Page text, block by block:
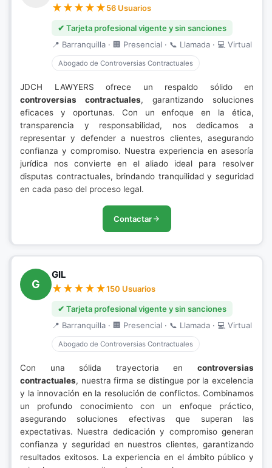
56 Usuarios
✔ Tarjeta profesional vigente y sin sanciones
📍 Barranquilla · 🏢 Presencial · 📞 Llamada · 💻 Virtual
Abogado de Controversias Contractuales
JDCH LAWYERS ofrece un respaldo sólido en
controversias contractuales, garantizando soluciones
eficaces y oportunas. Con un enfoque en la ética,
transparencia y responsabilidad, nos dedicamos a
representar y defender a nuestros clientes, asegurando
confianza y compromiso. Nuestra experiencia en asesoría
jurídica nos convierte en el aliado ideal para resolver
disputas contractuales, brindando tranquilidad y seguridad
en cada paso del proceso legal.
Contactar
G
GIL
150 Usuarios
✔ Tarjeta profesional vigente y sin sanciones
📍 Barranquilla · 🏢 Presencial · 📞 Llamada · 💻 Virtual
Abogado de Controversias Contractuales
Con una sólida trayectoria en controversias
contractuales, nuestra firma se distingue por la excelencia
y la innovación en la resolución de conflictos. Combinamos
un profundo conocimiento con un enfoque práctico,
asegurando soluciones efectivas que superan las
expectativas. Nuestra dedicación y compromiso generan
confianza y seguridad en nuestros clientes, garantizando
resultados exitosos. La experiencia en el ámbito público y